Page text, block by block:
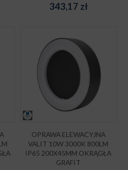
343,17 zł
OPRAWA ELEWACYJNA
VALIT 10W 3000K 800LM
IP65 200X45MM OKRĄGŁA
GRAFIT